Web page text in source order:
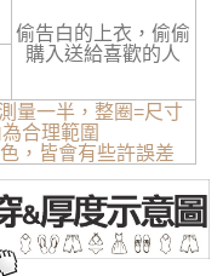
偷告白的上衣，偷偷
購入送給喜歡的人
量一半，整圈=尺寸
合理範圍
，皆會有些許誤差